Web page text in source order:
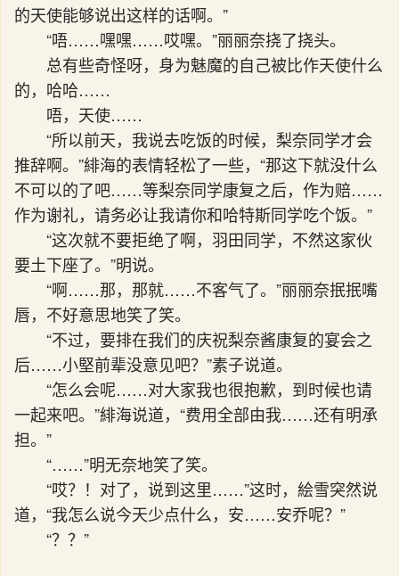
的天使能够说出这样的话啊。”
“唔……嘿嘿……哎嘿。”丽丽奈挠了挠头。
总有些奇怪呀，身为魅魔的自己被比作天使什么
的，哈哈……
唔，天使……
“所以前天，我说去吃饭的时候，梨奈同学才会
推辞啊。”緋海的表情轻松了一些，“那这下就没什么
不可以的了吧……等梨奈同学康复之后，作为赔……
作为谢礼，请务必让我请你和哈特斯同学吃个饭。”
“这次就不要拒绝了啊，羽田同学，不然这家伙
要土下座了。”明说。
“啊……那，那就……不客气了。”丽丽奈抿抿嘴
唇，不好意思地笑了笑。
“不过，要排在我们的庆祝梨奈酱康复的宴会之
后……小堅前辈没意见吧？”素子说道。
“怎么会呢……对大家我也很抱歉，到时候也请
一起来吧。”緋海说道，“费用全部由我……还有明承
担。”
“……”明无奈地笑了笑。
“哎？！对了，说到这里……”这时，絵雪突然说
道，“我怎么说今天少点什么，安……安乔呢？”
“？？”